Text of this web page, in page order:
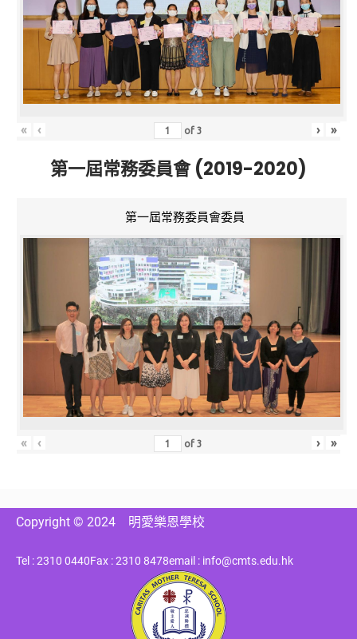
« ‹ of3 › »
第一屆常務委員會 (2019-2020)
第一屆常務委員會委員
« ‹ of3 › »
Copyright © 2024 明愛樂恩學校
Tel : 2310 0440Fax : 2310 8478email : info@cmts.edu.hk